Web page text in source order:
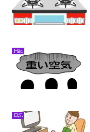
日記
日記